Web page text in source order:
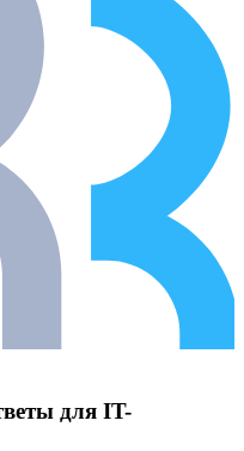
для IT-